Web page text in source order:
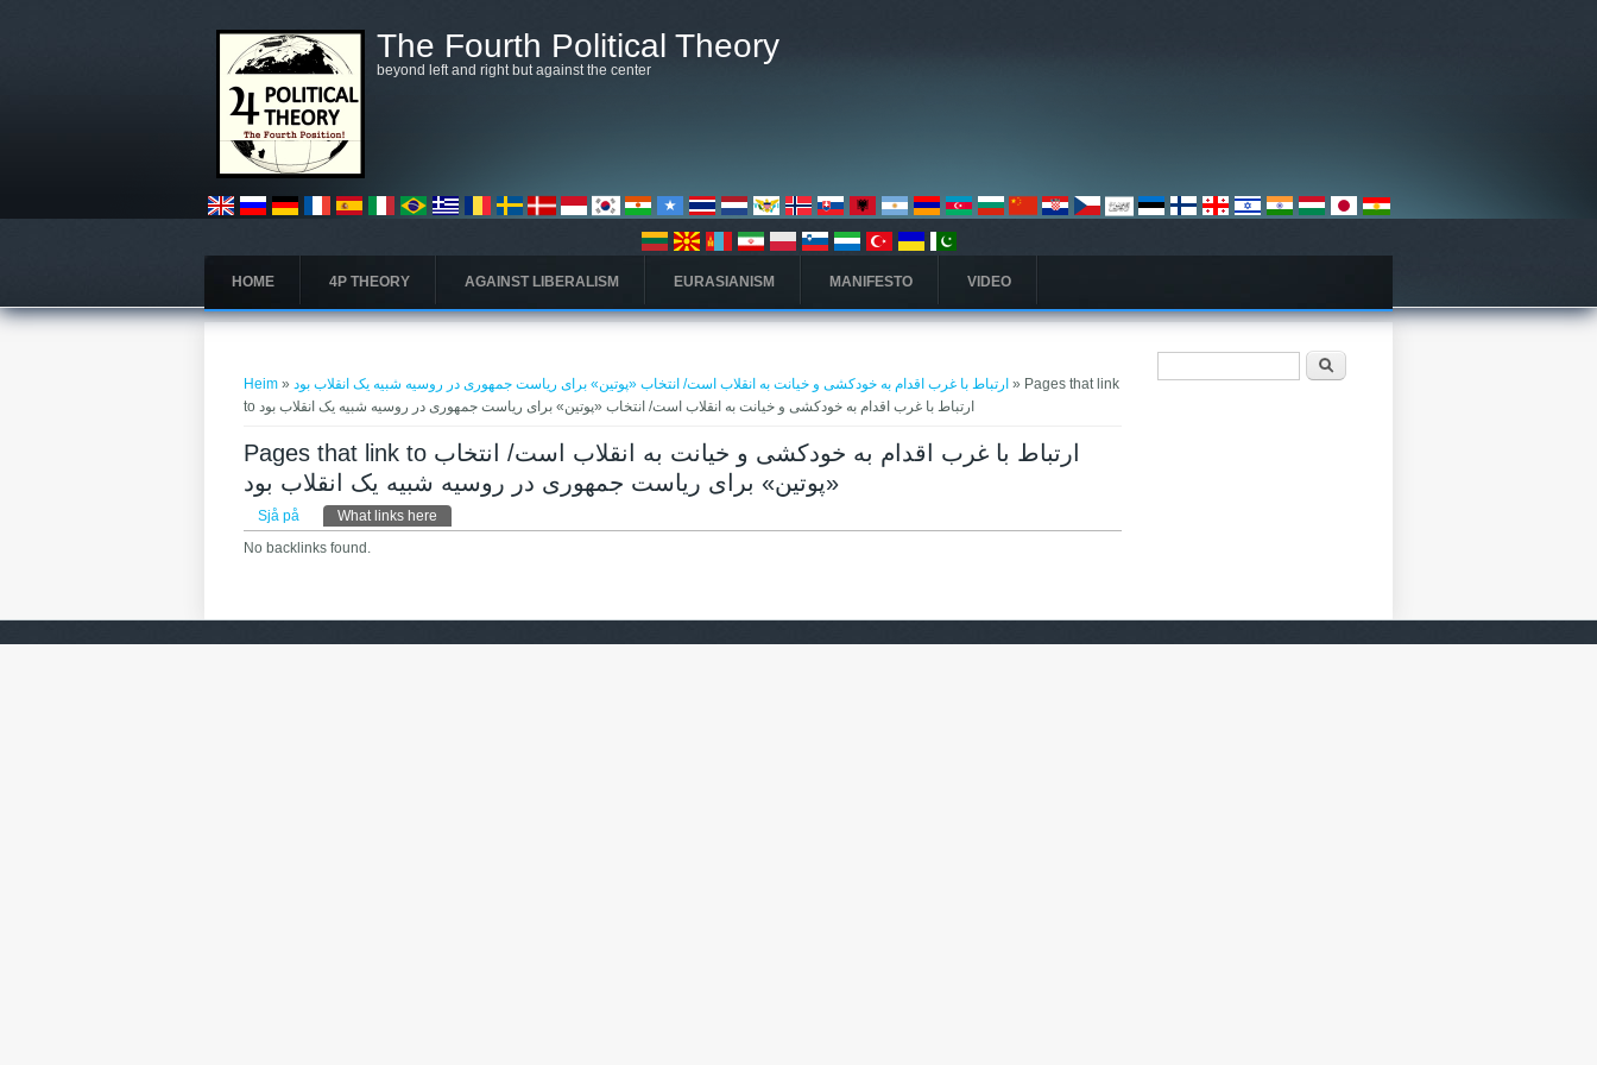
The Fourth Political Theory
beyond left and right but against the center
HOME 4P THEORY AGAINST LIBERALISM EURASIANISM MANIFESTO VIDEO
Heim »ارتباط با غرب اقدام به خودکشی و خیانت به انقلاب است/ انتخاب «پوتین» برای ریاست جمهوری در روسیه شبیه یک انقلاب بود » Pages that link
to ارتباط با غرب اقدام به خودکشی و خیانت به انقلاب است/ انتخاب «پوتین» برای ریاست جمهوری در روسیه شبیه یک انقلاب بود
Pages that link to ارتباط با غرب اقدام به خودکشی و خیانت به انقلاب است/ انتخاب
«پوتین» برای ریاست جمهوری در روسیه شبیه یک انقلاب بود
Primary tabs
Sjå på What links here
No backlinks found.
Search form